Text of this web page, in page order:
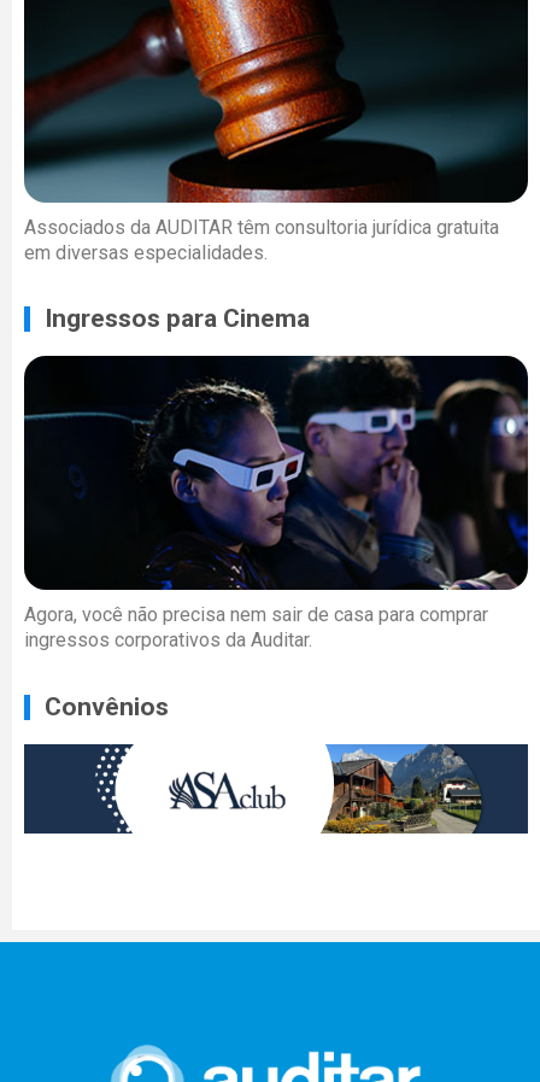
Associados da AUDITAR têm consultoria jurídica gratuita
em diversas especialidades.
Ingressos para Cinema
Agora, você não precisa nem sair de casa para comprar
ingressos corporativos da Auditar.
Convênios